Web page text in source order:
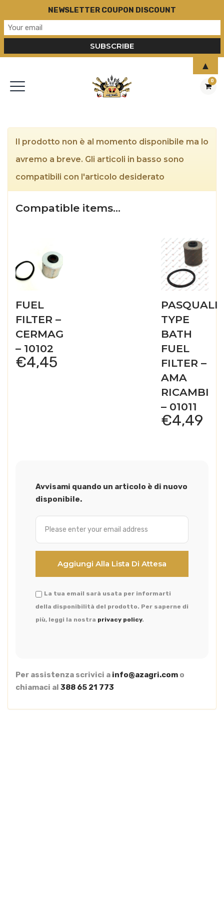
0
Il prodotto non è al momento disponibile ma lo
avremo a breve. Gli articoli in basso sono
compatibili con l'articolo desiderato
Compatible items…
FUEL
FILTER –
CERMAG
– 10102
€4,45
PASQUALI
TYPE
BATH
FUEL
FILTER –
AMA
RICAMBI
– 01011
€4,49
Avvisami quando un articolo è di nuovo
disponibile.
La tua email sarà usata per informarti
della disponibilità del prodotto. Per saperne di
più, leggi la nostra privacy policy.
Per assistenza scrivici a info@azagri.com o
chiamaci al 388 65 21 773
NEWSLETTER COUPON DISCOUNT
▲